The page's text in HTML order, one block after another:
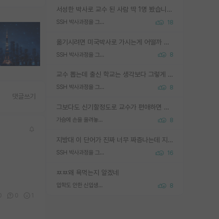
서성한 박사로 교수 된 사람 딱 1명 봤습니다. 근데 지방대 박사로 교수된 거는 기적이 일어나야되요. 서성한 학부부터여도 빡센게 교수임용일텐데 지방대박사로 무슨 교수가 되나요...... 중소기업/중견기업 팀장급/연구소장급이나 될거 같네요.
SSH 박사과정을 그만두고 지방대 박사로 옮기면 교수의 꿈은 끝일까요? 18
옮기시려면 미국박사로 가시는게 어떨까 싶네요. 교수가 꿈이면 미국박사 하고 미국교수 까지 같이 노리시는게 기회가 많지 않을까요?
SSH 박사과정을 그만두고 지방대 박사로 옮기면 교수의 꿈은 끝일까요? 8
교수 뽑는데 출신 학교는 생각보다 그렇게 안 봄. 앞으로는 더 안 보게 될거임. 박사는 어디서 진행해도 됨. 단, 제대로 쌓고 좋은 실적 만들 수 있다면. 그런데 지방대는 그럴 가능성이 지극히 낮음. 나만 열심히 잘 하면 된다? 인간은 주변 환경에 지배되는 나약한 존재임. 주변의 지방대 대학원생과 섞이고 지방 특유의 여유로움 또는 나쁘게 얘기해서 나태함에 젖어 살다보면 교수의 꿈 자체를 잊어버리게 될 가능성도 있음. 주변 환경이 70~80%임.
SSH 박사과정을 그만두고 지방대 박사로 옮기면 교수의 꿈은 끝일까요? 8
그보다도 신기할정도로 교수가 편애하면 그사람만 논문이 되더라구요 내용이 다른 사람보다 허접해도요
가슴에 손을 올려놓고 싫어하는 사람 불공정하게 리뷰 8
지방대 이 단어가 진짜 너무 짜증나는데 지방대면 다 그냥 쓰레기인가요? 무슨 말 같지도 않은 댓글들이 있는건지??? 지방에도 충분히 좋은 대학 많고 충분히 잘하는 교수님들 많습니다 포항공대 4개 IST 대표 지거국들 여기 모두 다 지방에 있고 여기 출신들 중에 교수하는 분들 적지 않습니다 지거국 출신이 무슨 교수를 하냐?라고 생각할 사람들 많은데 상위 대표 지거국에 아웃라이어들 많습니다 결국 개인의 연구역량과 실적이 중요합니다 이 역량을 펼치는데 있어서 지도교수와의 합도 중요합니다. 그리고 경력이 필요하면 해외포닥까지 다녀오세요
SSH 박사과정을 그만두고 지방대 박사로 옮기면 교수의 꿈은 끝일까요? 16
ㅉㅉ왜 욕먹는지 알겠네
입학도 안한 신입생이 원래 관심을 받나요 8
댓글쓰기